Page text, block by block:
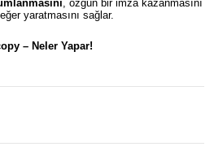
, özgün bir imza kazanmasını
yaratmasını sağlar.
– Neler Yapar!